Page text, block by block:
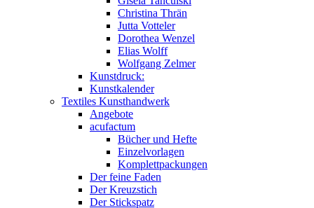
Christina Thrän
Jutta Votteler
Dorothea Wenzel
Elias Wolff
Wolfgang Zelmer
Kunstdruck:
Kunstkalender
Textiles Kunsthandwerk
Angebote
acufactum
Bücher und Hefte
Einzelvorlagen
Komplettpackungen
Der feine Faden
Der Kreuzstich
Der Stickspatz